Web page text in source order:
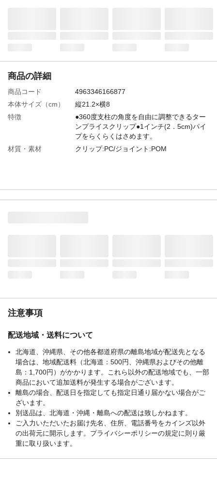
商品の詳細
商品コード
4963346166877
本体サイズ（cm）
縦21.2×横8
特徴
●360度支柱の角度を自由に調整できるター
ンプライスクリップ●1インチ(2．5cm)パイ
プをらくらくはさめます。
材質・素材
クリップ:PC/ジョイント:POM
注意事項
配送地域・送料について
北海道、沖縄県、その他各都道府県の離島地域が配送先となる
場合は、地域配送料（北海道：500円、沖縄県およびその他離
島：1,700円）がかかります。これら以外の配送地域でも、一部
商品において追加送料が発生する場合がございます。
離島の場合、配送日を指定しても指定日通り届かない場合がご
ざいます。
別送品は、北海道・沖縄・離島への配送は致しかねます。
ご入力いただいたお届け先名、住所、電話番号をカインズ以外
の出荷元に開示します。プライバシーポリシーの規定に則り厳
重に取り扱います。